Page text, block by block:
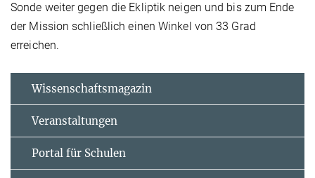
Sonde weiter gegen die Ekliptik neigen und bis zum Ende
der Mission schließlich einen Winkel von 33 Grad
erreichen.
Wissenschaftsmagazin
Veranstaltungen
Portal für Schulen